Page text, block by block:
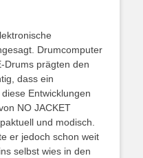
Drumcomputer
Drums prägten den
dass ein
Entwicklungen
NO JACKET
und modisch.
er jedoch schon weit
selbst wies in den